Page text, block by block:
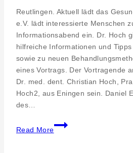
Reutlingen. Aktuell lädt das
e.V. lädt interessierte Menschen
Informationsabend ein. Dr. Hoch
hilfreiche Informationen und
sowie zu neuen
eines Vortrags. Der Vortragende
Dr. med. dent. Christian Hoch,
Hoch2, aus Eningen sein. Daniel
des…
Read More
Vortrag
Dr.